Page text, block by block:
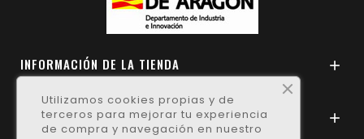
INFORMACIÓN DE LA TIENDA 
NUESTRAS CONDICIONES 
Utilizamos cookies propias y de
terceros para mejorar tu experiencia
de compra y navegación en nuestro